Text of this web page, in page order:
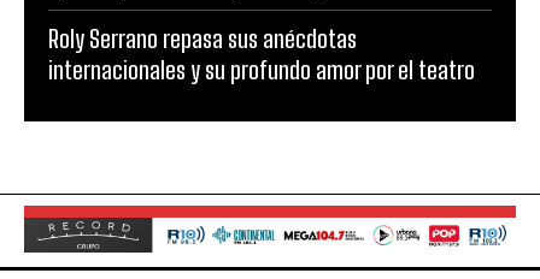
Roly Serrano repasa sus anécdotas
internacionales y su profundo amor por el teatro